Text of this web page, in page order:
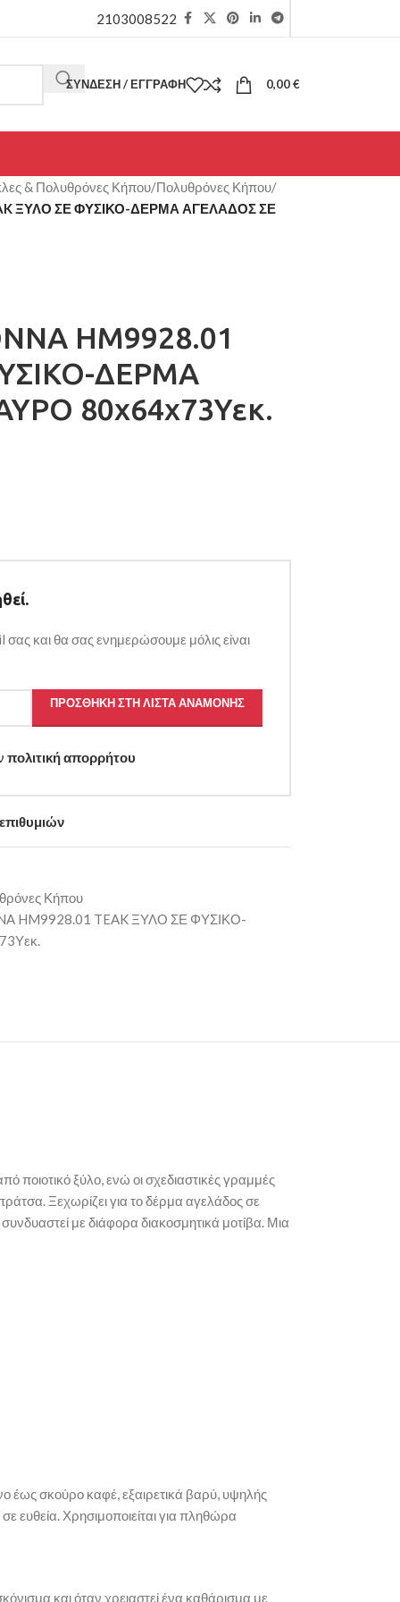
2103008522
ΣΎΝΔΕΣΗ / ΕΓΓΡΑΦΉ 0,00€
& Πολυθρόνες Κήπου/Πολυθρόνες Κήπου/
ΞΥΛΟ ΣΕ ΦΥΣΙΚΟ-ΔΕΡΜΑ ΑΓΕΛΑΔΟΣ ΣΕ
HM9928.01
ΔΕΡΜΑ
80x64x73Υεκ.
και θα σας ενημερώσουμε μόλις είναι
ΠΡΟΣΘΉΚΗ ΣΤΗ ΛΊΣΤΑ ΑΝΑΜΟΝΉΣ
πολιτική απορρήτου
Κήπου
HM9928.01 TEAK ΞΥΛΟ ΣΕ ΦΥΣΙΚΟ-
ποιοτικό ξύλο, ενώ οι σχεδιαστικές γραμμές
Ξεχωρίζει για το δέρμα αγελάδος σε
με διάφορα διακοσμητικά μοτίβα. Μια
έως σκούρο καφέ, εξαιρετικά βαρύ, υψηλής
ευθεία. Χρησιμοποιείται για πληθώρα
και όταν χρειαστεί ένα καθάρισμα με